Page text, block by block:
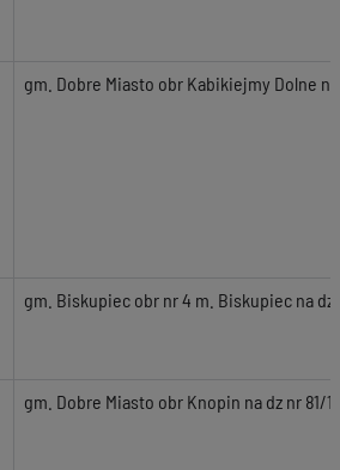
gm. Dobre Miasto obr Kabikiejmy Dolne
gm. Biskupiec obr nr 4 m. Biskupiec na
gm. Dobre Miasto obr Knopin na dz nr 81/1,